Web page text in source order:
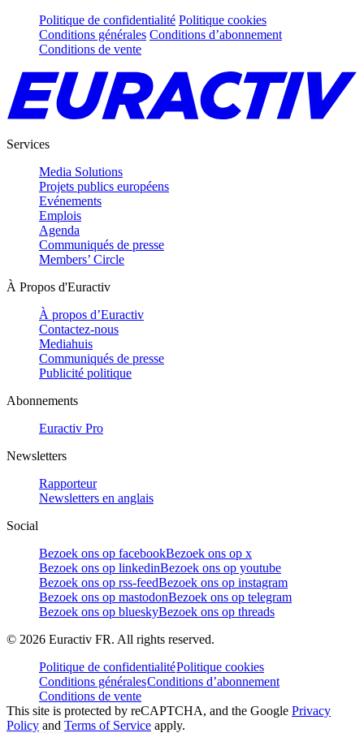
Politique de confidentialité Politique cookies
Conditions générales Conditions d’abonnement
Conditions de vente
Services
Media Solutions
Projets publics européens
Evénements
Emplois
Agenda
Communiqués de presse
Members’ Circle
À Propos d'Euractiv
À propos d’Euractiv
Contactez-nous
Mediahuis
Communiqués de presse
Publicité politique
Abonnements
Euractiv Pro
Newsletters
Rapporteur
Newsletters en anglais
Social
Bezoek ons op facebookBezoek ons op x
Bezoek ons op linkedinBezoek ons op youtube
Bezoek ons op rss-feedBezoek ons op instagram
Bezoek ons op mastodonBezoek ons op telegram
Bezoek ons op blueskyBezoek ons op threads
© 2026 Euractiv FR. All rights reserved.
Politique de confidentialitéPolitique cookies
Conditions généralesConditions d’abonnement
Conditions de vente
This site is protected by reCAPTCHA, and the Google Privacy
Policy and Terms of Service apply.